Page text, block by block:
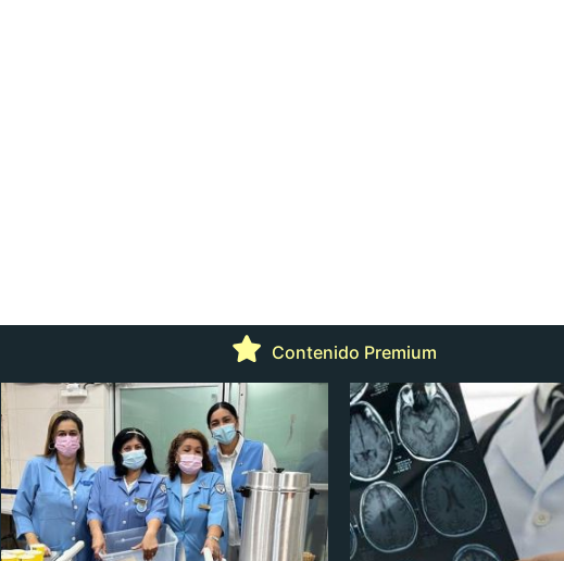
Contenido Premium